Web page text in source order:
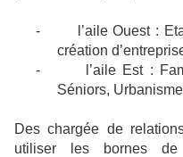
-
l’aile Ouest :
création
-
l’aile Est :
Séniors,
Des chargée de
utiliser les bornes